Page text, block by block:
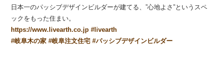
日本一のパッシブデザインビルダーが建てる、”心地よさ”というスペ
ックをもった住まい。
https://www.livearth.co.jp #livearth
#岐阜木の家 #岐阜注文住宅 #パッシブデザインビルダー